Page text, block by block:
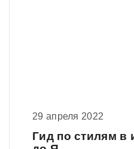
29 апреля 2022
Гид по стилям в